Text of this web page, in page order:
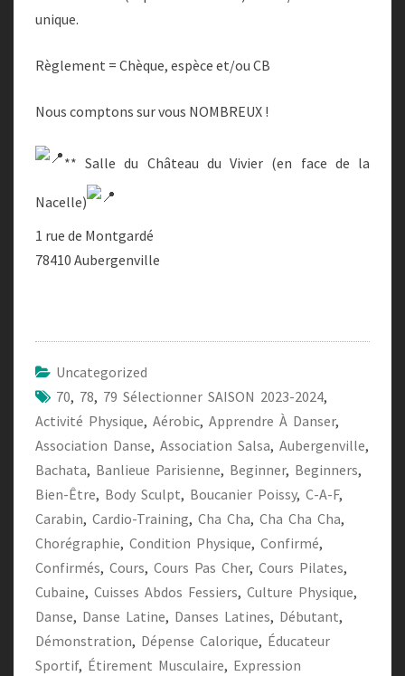
unique.
Règlement = Chèque, espèce et/ou CB
Nous comptons sur vous NOMBREUX !
** Salle du Château du Vivier (en face de la
Nacelle)
1 rue de Montgardé
78410 Aubergenville
Uncategorized
70, 78, 79 Sélectionner SAISON 2023-2024,
Activité Physique, Aérobic, Apprendre À Danser,
Association Danse, Association Salsa, Aubergenville,
Bachata, Banlieue Parisienne, Beginner, Beginners,
Bien-Être, Body Sculpt, Boucanier Poissy, C-A-F,
Carabin, Cardio-Training, Cha Cha, Cha Cha Cha,
Chorégraphie, Condition Physique, Confirmé,
Confirmés, Cours, Cours Pas Cher, Cours Pilates,
Cubaine, Cuisses Abdos Fessiers, Culture Physique,
Danse, Danse Latine, Danses Latines, Débutant,
Démonstration, Dépense Calorique, Éducateur
Sportif, Étirement Musculaire, Expression